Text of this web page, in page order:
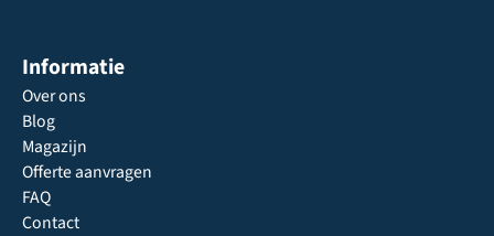
Informatie
Over ons
Blog
Magazijn
Offerte aanvragen
FAQ
Contact